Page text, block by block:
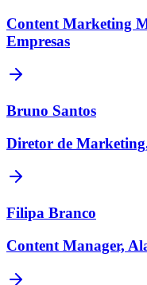
Content Marketing
Empresas
Bruno Santos
Diretor de
Filipa Branco
Content Manager,